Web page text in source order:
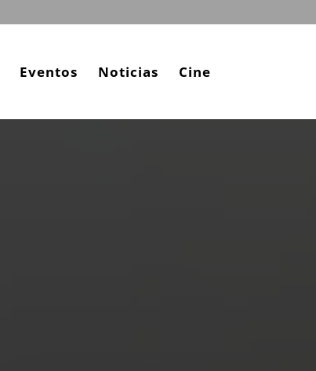
Eventos Noticias Cine